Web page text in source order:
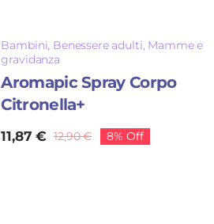
Bambini, Benessere adulti, Mamme e
gravidanza
Aromapic Spray Corpo
Citronella+
12,90€Il
11,87€
Il
8% Off